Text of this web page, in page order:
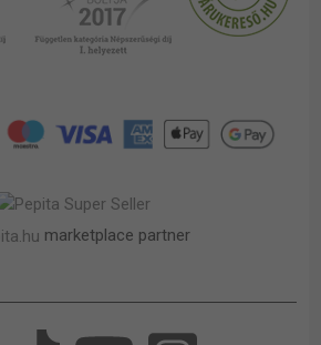
marketplace partner